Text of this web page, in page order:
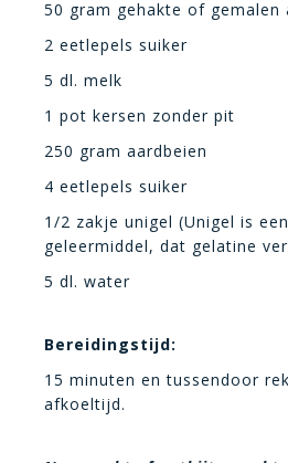
50 gram gehakte of gemalen
2 eetlepels suiker
5 dl. melk
1 pot kersen zonder pit
250 gram aardbeien
4 eetlepels suiker
1/2 zakje unigel (Unigel is
geleermiddel, dat gelatine
5 dl. water
Bereidingstijd:
15 minuten en tussendoor
afkoeltijd.